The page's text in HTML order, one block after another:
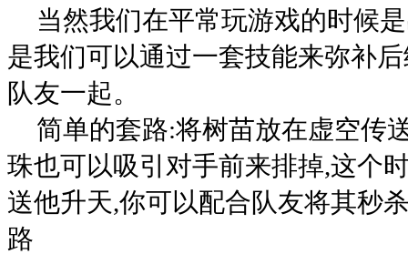
当然我们在平常玩游戏的时候
是我们可以通过一套技能来弥补
队友一起。
简单的套路:将树苗放在虚空传
珠也可以吸引对手前来排掉,这个
送他升天,你可以配合队友将其秒
路